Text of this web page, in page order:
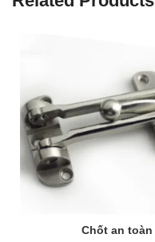
Chốt an toàn